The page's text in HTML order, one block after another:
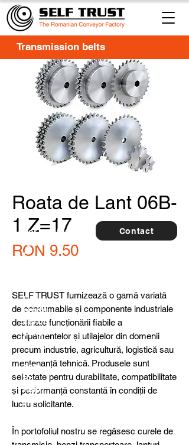
Roata de Lant 06B-
1 Z=17
RON 9.50Price
SELF TRUST furnizează o gamă variată
de consumabile și componente industriale
destinate funcționării fiabile a
echipamentelor și utilajelor din domenii
precum industrie, agricultură, logistică sau
mentenanță tehnică. Produsele sunt
selectate pentru durabilitate, compatibilitate
și performanță constantă în condiții de
lucru solicitante.
În portofoliul nostru se regăsesc curele de
Transmission belts
Contact
For
furthe
r
l
produ
cts or
consu
ltancy
we are
here
to
help
5 buc.